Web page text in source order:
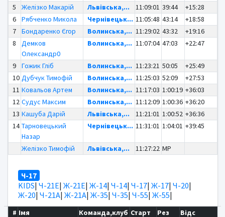
5
Желізко Макарій Львівська,... 11:09:01 39:44
+15:28
6
Рябченко Микола Чернівецьк... 11:05:48 43:14
+18:58
7
Бондаренко Єгор Волинська,... 11:29:02 43:32
+19:16
8
Демков
Олександр0
Волинська,... 11:07:04 47:03 +22:47
9 Гожик Гліб Волинська,... 11:23:21 50:05
+25:49
10 Дубчук Тимофій Волинська,... 11:25:03 52:09
+27:53
11 Ковальов Артем Волинська,... 11:17:03 1:00:19 +36:03
12 Судус Максим Волинська,... 11:12:09 1:00:36 +36:20
13 Кашуба Дарій Львівська,... 11:21:01 1:00:52 +36:36
14 Тарновецький
Назар
Чернівецьк... 11:31:01 1:04:01 +39:45
Желізко Тимофій Львівська,... 11:27:22 MP
Ч-17
KIDS| Ч-21Е| Ж-21Е| Ж-14| Ч-14| Ч-17| Ж-17| Ч-20|
Ж-20| Ч-21А| Ж-21А| Ж-35| Ч-35| Ч-55| Ж-55|
# Імя Команда,клуб Старт Рез Відс